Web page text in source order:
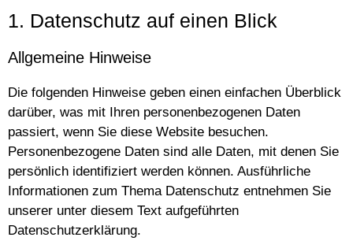
1. Datenschutz auf einen Blick
Allgemeine Hinweise
Die folgenden Hinweise geben einen einfachen Überblick
darüber, was mit Ihren personenbezogenen Daten
passiert, wenn Sie diese Website besuchen.
Personenbezogene Daten sind alle Daten, mit denen Sie
persönlich identifiziert werden können. Ausführliche
Informationen zum Thema Datenschutz entnehmen Sie
unserer unter diesem Text aufgeführten
Datenschutzerklärung.